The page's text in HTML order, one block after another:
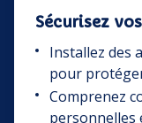
Sécurisez
Installez des
pour
Comprenez
personnelles